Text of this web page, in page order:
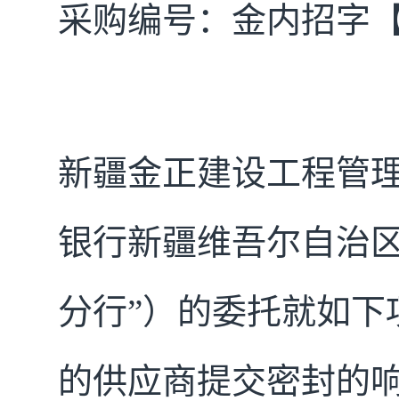
采购编号： 金内招字
新疆金正建设工程管
银行新疆维吾尔自治
分行”）的委托就如
的供应商提交密封的